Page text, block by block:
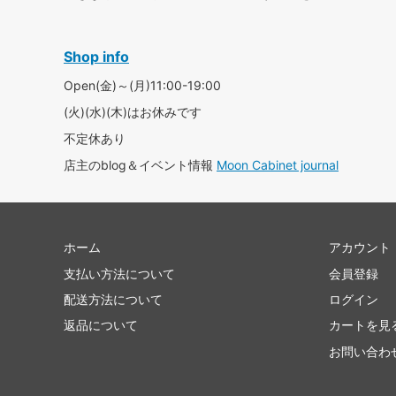
Shop info
Open(金)～(月)11:00-19:00
(火)(水)(木)はお休みです
不定休あり
店主のblog＆イベント情報 Moon Cabinet journal
ホーム
支払い方法について
配送方法について
返品について
アカウント
会員登録
ログイン
カートを見
お問い合わ